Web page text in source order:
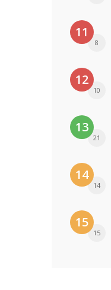
11
8
12
10
13
21
14
14
15
15